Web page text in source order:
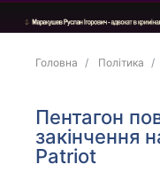
Головна Політика
Пентагон
закінчення
Patriot